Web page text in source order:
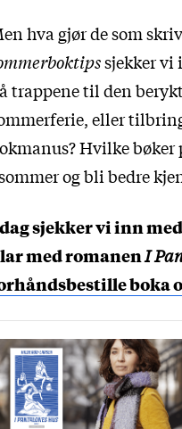
hva gjør de som
sjekker vi
trappene til den
eller
Hvilke bøker
og bli bedre
sjekker vi inn
med romanenI
boka